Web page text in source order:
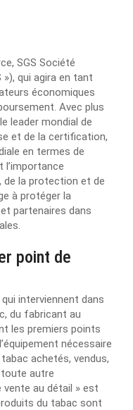
SGS Société
»), qui agira en tant
économiques
Avec plus
leader mondial de
et de la certification,
en termes de
l’importance
de la protection et de
à protéger la
partenaires dans
point de
interviennent dans
du fabricant au
les premiers points
nécessaire
achetés, vendus,
autre
vente au détail » est
du tabac sont